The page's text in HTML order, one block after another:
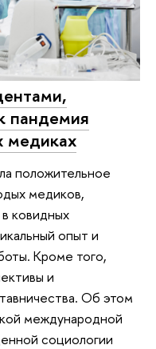
пандемия
медиках
положительное
медиков,
ковидных
опыт и
Кроме того,
и
Об этом
международной
социологии